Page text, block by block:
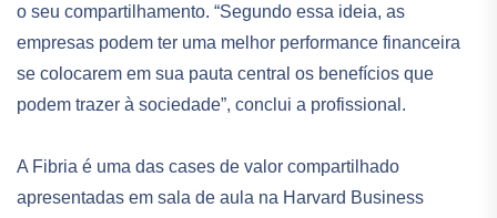
o seu compartilhamento. “Segundo essa ideia, as
empresas podem ter uma melhor performance financeira
se colocarem em sua pauta central os benefícios que
podem trazer à sociedade”, conclui a profissional.
A Fibria é uma das cases de valor compartilhado
apresentadas em sala de aula na Harvard Business